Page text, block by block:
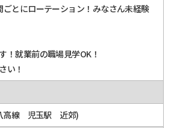
ごとにローテーション！みなさん未経験
！就業前の職場見学OK！
い！
高線 児玉駅 近郊)